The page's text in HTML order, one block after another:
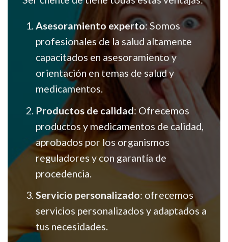
Asesoramiento experto: Somos
profesionales de la salud altamente
capacitados en asesoramiento y
orientación en temas de salud y
medicamentos.
Productos de calidad: Ofrecemos
productos y medicamentos de calidad,
aprobados por los organismos
reguladores y con garantía de
procedencia.
Servicio personalizado: ofrecemos
servicios personalizados y adaptados a
tus necesidades.